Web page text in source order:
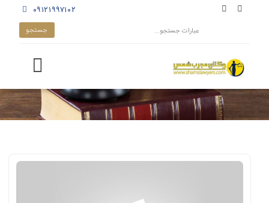
۰۹۱۲۱۹۹۷۱۰۲